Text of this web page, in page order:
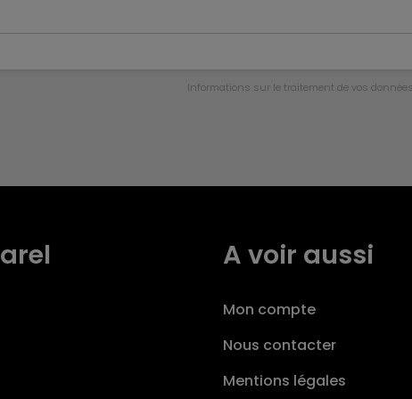
Infor­ma­tions sur le trai­te­ment de vos
A voir aussi
Mon compte
Nous contacter
Mentions légales